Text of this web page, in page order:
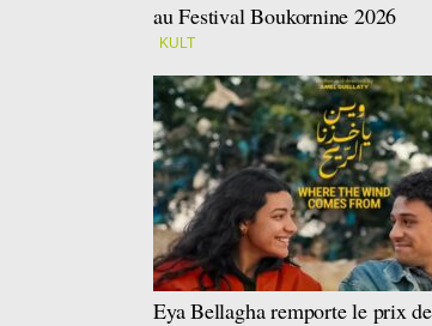
au Festival Boukornine 2026
KULT
Eya Bellagha remporte le prix